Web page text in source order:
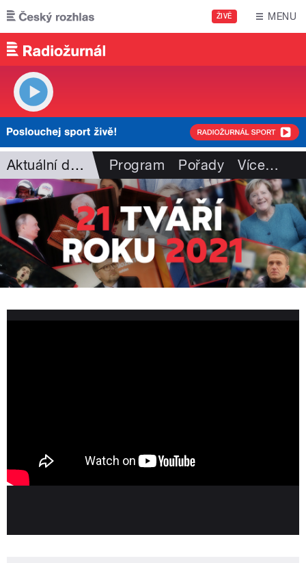
Přejít k hlavnímu obsahu
ŽIVĚ MENU
Aktuální dění Program Pořady Více…